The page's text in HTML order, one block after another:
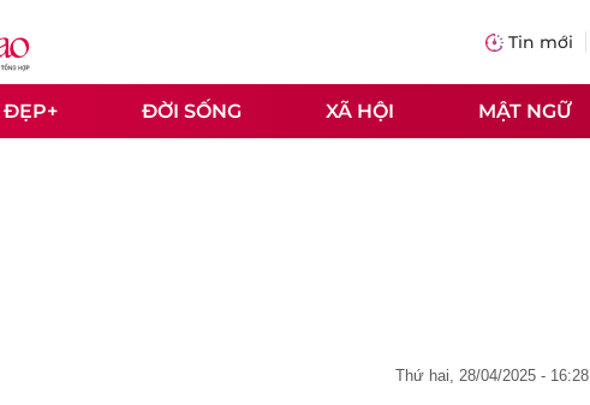
Tin mới
ĐẸP+ ĐỜI SỐNG XÃ HỘI MẬT NGỮ
thứ hai, 28/04/2025 - 16:28